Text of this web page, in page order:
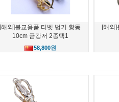
[해외]불교용품 티벳 법기 황동
10cm 금강저 2종택1
58,800원
[해외